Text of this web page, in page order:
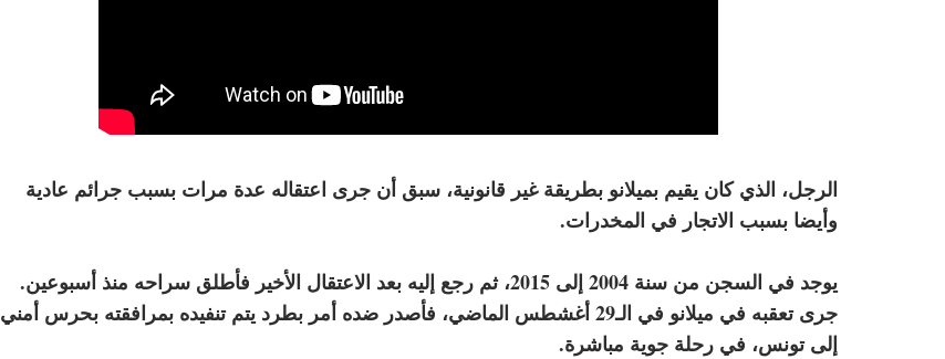
الرجل، الذي كان يقيم بميلانو بطريقة غير قانونية، سبق أن جرى اعتقاله عدة مرات بسبب جرائم عادية
وأيضا بسبب الاتجار في المخدرات.
يوجد في السجن من سنة 2004 إلى 2015، ثم رجع إليه بعد الاعتقال الأخير فأطلق سراحه منذ أسبوعين.
جرى تعقبه في ميلانو في الـ29 أغشطس الماضي، فأصدر ضده أمر بطرد يتم تنفيده بمرافقته بحرس أمني
إلى تونس، في رحلة جوية مباشرة.